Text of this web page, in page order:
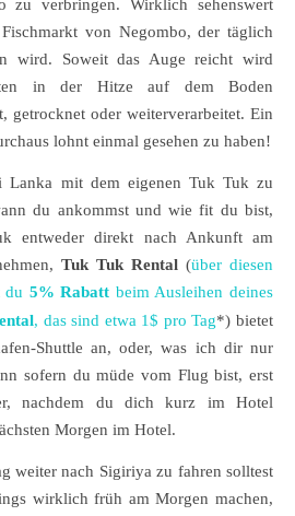
zu verbringen. Wirklich sehenswert
von Negombo, der täglich
wird. Soweit das Auge reicht wird
in der Hitze auf dem Boden
getrocknet oder weiterverarbeitet. Ein
lohnt einmal gesehen zu haben!
Lanka mit dem eigenen Tuk Tuk zu
du ankommst und wie fit du bist,
entweder direkt nach Ankunft am
Tuk Tuk Rental (über diesen
du 5% Rabatt beim Ausleihen deines
, das sind etwa 1$ pro Tag*) bietet
Shuttle an, oder, was ich dir nur
sofern du müde vom Flug bist, erst
nachdem du dich kurz im Hotel
Morgen im Hotel.
weiter nach Sigiriya zu fahren solltest
wirklich früh am Morgen machen,